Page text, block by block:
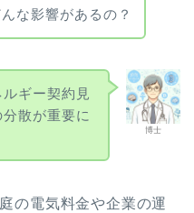
な影響があるの？
博士
ギー契約見
散が重要に
の電気料金や企業の運